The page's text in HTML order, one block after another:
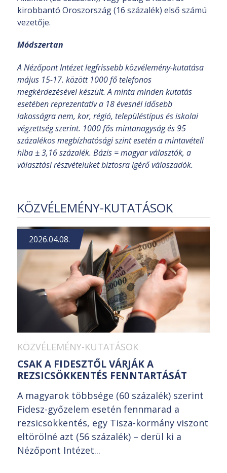
kirobbantó Oroszország (16 százalék) első számú
vezetője.
Módszertan
A Nézőpont Intézet legfrissebb közvélemény-kutatása
május 15-17. között 1000 fő telefonos
megkérdezésével készült. A minta minden kutatás
esetében reprezentatív a 18 évesnél idősebb
lakosságra nem, kor, régió, településtípus és iskolai
végzettség szerint. 1000 fős mintanagyság és 95
százalékos megbízhatósági szint esetén a mintavételi
hiba ± 3,16 százalék. Bázis = magyar választók, a
választási részvételüket biztosra ígérő válaszadók.
KÖZVÉLEMÉNY-KUTATÁSOK
2026.04.08.
KÖZVÉLEMÉNY-KUTATÁSOK
CSAK A FIDESZTŐL VÁRJÁK A
REZSICSÖKKENTÉS FENNTARTÁSÁT
A magyarok többsége (60 százalék) szerint
Fidesz-győzelem esetén fennmarad a
rezsicsökkentés, egy Tisza-kormány viszont
eltörölné azt (56 százalék) – derül ki a
Nézőpont Intézet...